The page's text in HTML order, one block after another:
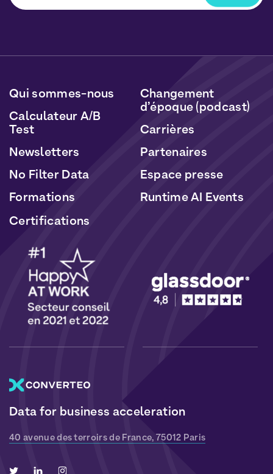
données seront traitées conformément à notre
et deCookies
Data for business acceleration
40 avenue des terroirs de France, 75012 Paris
Qui sommes-nous
Calculateur A/B
Test
Newsletters
No Filter Data
Formations
Changement
d’époque (podcast)
Carrières
Partenaires
Espace presse
Runtime AI Events
Certifications